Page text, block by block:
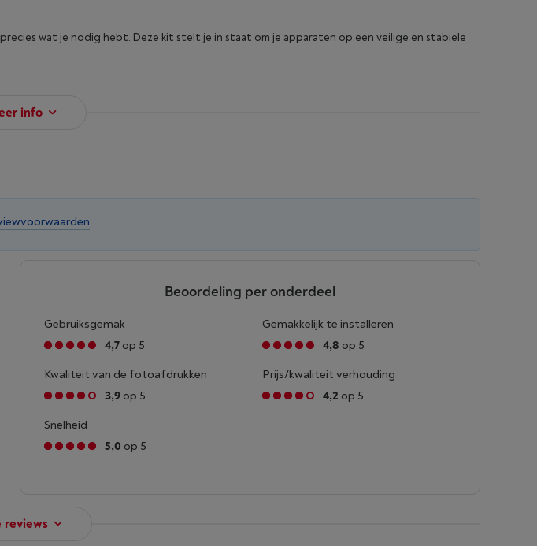
wat je nodig hebt. Deze kit stelt je in staat om je apparaten op een veilige en stabiele
info
.
Beoordeling per onderdeel
Gebruiksgemak
4,7 op 5
Gemakkelijk te installeren
4,8 op 5
Kwaliteit van de fotoafdrukken
3,9 op 5
Prijs/kwaliteit verhouding
4,2 op 5
Snelheid
5,0 op 5
reviews